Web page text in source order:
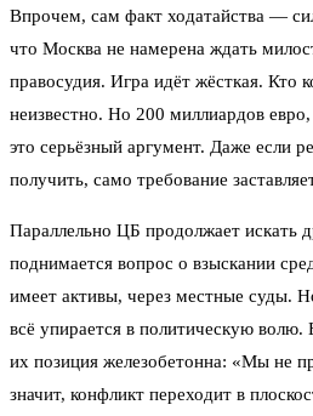
Впрочем, сам факт ходатайства —
что Москва не намерена ждать
правосудия. Игра идёт жёсткая. Кто
неизвестно. Но 200 миллиардов
это серьёзный аргумент. Даже если
получить, само требование
Параллельно ЦБ продолжает искать
поднимается вопрос о взыскании
имеет активы, через местные суды.
всё упирается в политическую волю.
их позиция железобетонна: «Мы не
значит, конфликт переходит в